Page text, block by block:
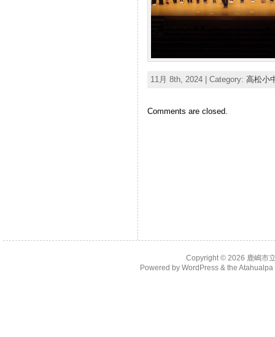
11月 8th, 2024 | Category: 高松小
Comments are closed.
Copyright © 2026 鹿嶋市
Powered by WordPress& the Atahualpa